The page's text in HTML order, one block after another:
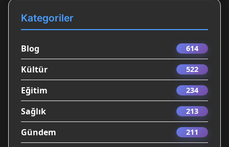
Kategoriler
Blog 614
Kültür 522
Eğitim 234
Sağlık 213
Gündem 211